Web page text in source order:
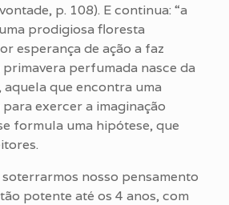
p. 108). E continua: “a
prodigiosa floresta
esperança de ação a faz
primavera perfumada nasce da
aquela que encontra uma
exercer a imaginação
formula uma hipótese, que
soterrarmos nosso pensamento
potente até os 4 anos, com